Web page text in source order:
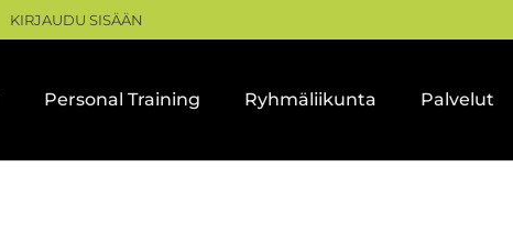
KIRJAUDU SISÄÄN
Personal Training Ryhmäliikunta Palvelut